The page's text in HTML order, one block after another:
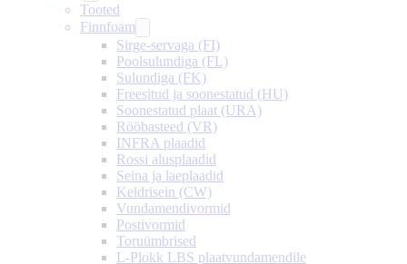
Tooted
Finnfoam
Sirge-servaga (FI)
Poolsulundiga (FL)
Sulundiga (FK)
Freesitud ja soonestatud (HU)
Soonestatud plaat (URA)
Rööbasteed (VR)
INFRA plaadid
Rossi alusplaadid
Seina ja laeplaadid
Keldrisein (CW)
Vundamendivormid
Postivormid
Toruümbrised
L-Plokk LBS plaatvundamendile